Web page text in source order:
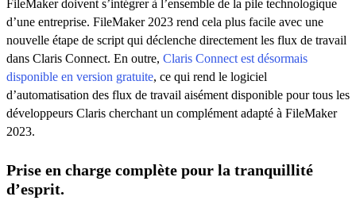
FileMaker doivent s’intégrer à l’ensemble de la pile technologique
d’une entreprise. FileMaker 2023 rend cela plus facile avec une
nouvelle étape de script qui déclenche directement les flux de travail
dans Claris Connect. En outre, Claris Connect est désormais
disponible en version gratuite, ce qui rend le logiciel
d’automatisation des flux de travail aisément disponible pour tous les
développeurs Claris cherchant un complément adapté à FileMaker
2023.
Prise en charge complète pour la tranquillité
d’esprit.